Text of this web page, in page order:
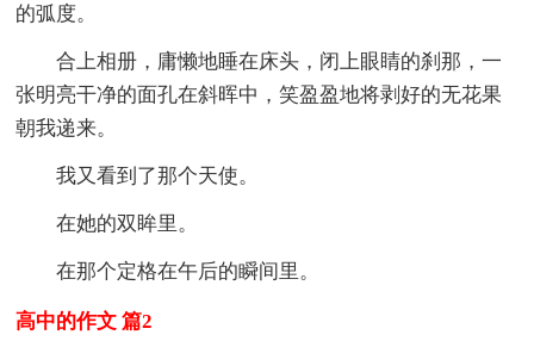
的弧度。
合上相册，庸懒地睡在床头，闭上眼睛的刹那，一
张明亮干净的面孔在斜晖中，笑盈盈地将剥好的无花果
朝我递来。
我又看到了那个天使。
在她的双眸里。
在那个定格在午后的瞬间里。
高中的作文 篇2